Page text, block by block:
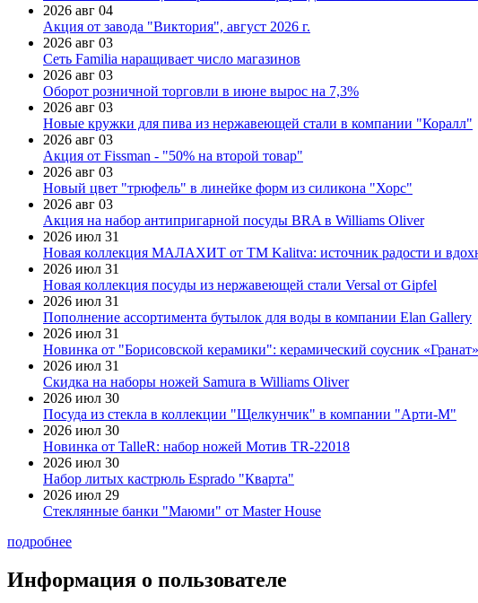
2026 авг 04
Акция от завода "Виктория", август 2026 г.
2026 авг 03
Сеть Familia наращивает число магазинов
2026 авг 03
Оборот розничной торговли в июне вырос на 7,3%
2026 авг 03
Новые кружки для пива из нержавеющей стали в компании "Коралл"
2026 авг 03
Акция от Fissman - "50% на второй товар"
2026 авг 03
Новый цвет "трюфель" в линейке форм из силикона "Хорс"
2026 авг 03
Акция на набор антипригарной посуды BRA в Williams Oliver
2026 июл 31
Новая коллекция МАЛАХИТ от ТМ Kalitva: источник радости и
2026 июл 31
Новая коллекция посуды из нержавеющей стали Versal от Gipfel
2026 июл 31
Пополнение ассортимента бутылок для воды в компании Elan Gallery
2026 июл 31
Новинка от "Борисовской керамики": керамический соусник «Гранат»
2026 июл 31
Скидка на наборы ножей Samura в Williams Oliver
2026 июл 30
Посуда из стекла в коллекции "Щелкунчик" в компании "Арти-М"
2026 июл 30
Новинка от TalleR: набор ножей Мотив TR-22018
2026 июл 30
Набор литых кастрюль Esprado "Кварта"
2026 июл 29
Стеклянные банки "Маюми" от Master House
подробнее
Информация о пользователе